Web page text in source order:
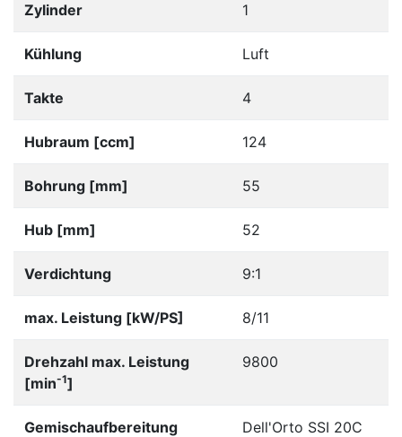
Zylinder 1
Kühlung Luft
Takte 4
Hubraum [ccm] 124
Bohrung [mm] 55
Hub [mm] 52
Verdichtung 9:1
max. Leistung [kW/PS] 8/11
Drehzahl max. Leistung
[min-1]
9800
Gemischaufbereitung Dell'Orto SSI 20C